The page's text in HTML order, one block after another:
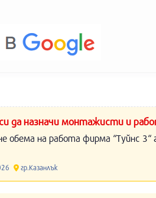
да назначи монтажисти и
обема на работа фирма “Туйнс
гр.Казанлък